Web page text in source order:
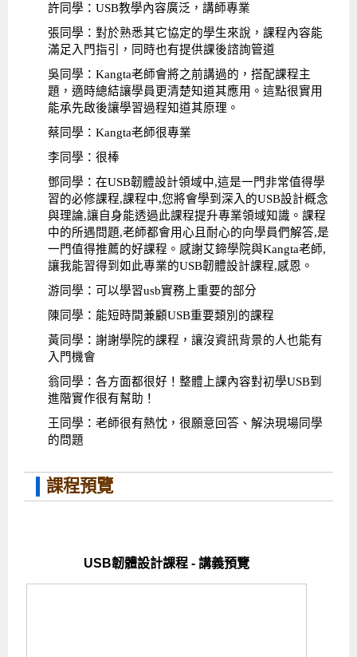
許同學：USB教學內容廣泛，講師專業
張同學：對於熟悉其它協定的學生來說，課程內容能
滿足入門指引，同時也有提供課後諮詢管道
吳同學：Kangta老師會將之前講過的，搭配課程主
題，適時總結讓學員更清楚知道其應用。這點很實用
能承先啟後讓學習過程知道其原理。
蔡同學：Kangta老師很專業
李同學：很棒
鄧同學：在USB韌體設計領域中,這是一門非常值得學
習的必修課程,課程中,您將會學到深入的USB設計概念
與理論,讓自身能透過此課程提升專業領域知識。課程
中的所遇問題,老師都會用心且耐心的向學員們解答,是
一門值得推薦的好課程。感謝艾鍗學院與Kangta老師,
讓我能習得到如此專業的USB韌體設計課程,感恩。
游同學：可以學習usb實務上重要的部分
陳同學：能短時間兼顧USB重要類別的課程
黃同學：謝謝學院的課程，讓沒資訊背景的人也能有
入門機會
翁同學：各方面都很好！整體上課內容對初學USB到
進階實作很有幫助！
王同學：老師很有熱忱，很願意回答、解決現場同學
的問題
課程預覽
USB韌體設計課程 - 講義預覽